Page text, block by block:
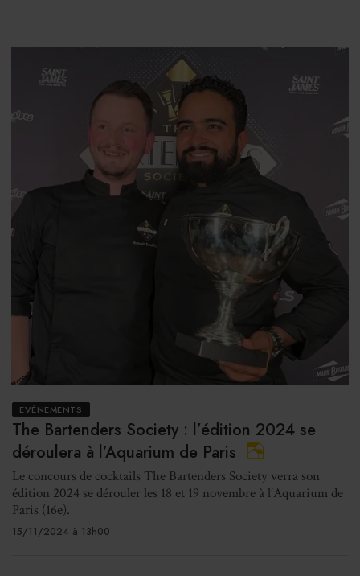
EVÈNEMENTS
The Bartenders Society : l’édition 2024 se
déroulera à l’Aquarium de Paris
Le concours de cocktails The Bartenders Society verra son
édition 2024 se dérouler les 18 et 19 novembre à l’Aquarium de
Paris (16e).
15/11/2024 à 13h00